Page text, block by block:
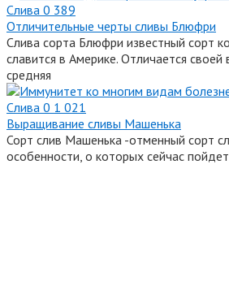
Слива 0 389
Отличительные черты сливы Блюфри
Слива сорта Блюфри известный сорт
славится в Америке. Отличается своей
средняя
Слива 0 1 021
Выращивание сливы Машенька
Сорт слив Машенька -отменный сорт
особенности, о которых сейчас